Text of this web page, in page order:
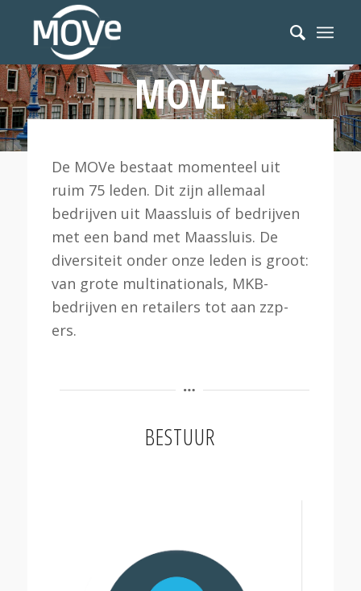
LEDEN VAN DE
MOVE
De MOVe bestaat momenteel uit
ruim 75 leden. Dit zijn allemaal
bedrijven uit Maassluis of bedrijven
met een band met Maassluis. De
diversiteit onder onze leden is groot:
van grote multinationals, MKB-
bedrijven en retailers tot aan zzp-
ers.
BESTUUR